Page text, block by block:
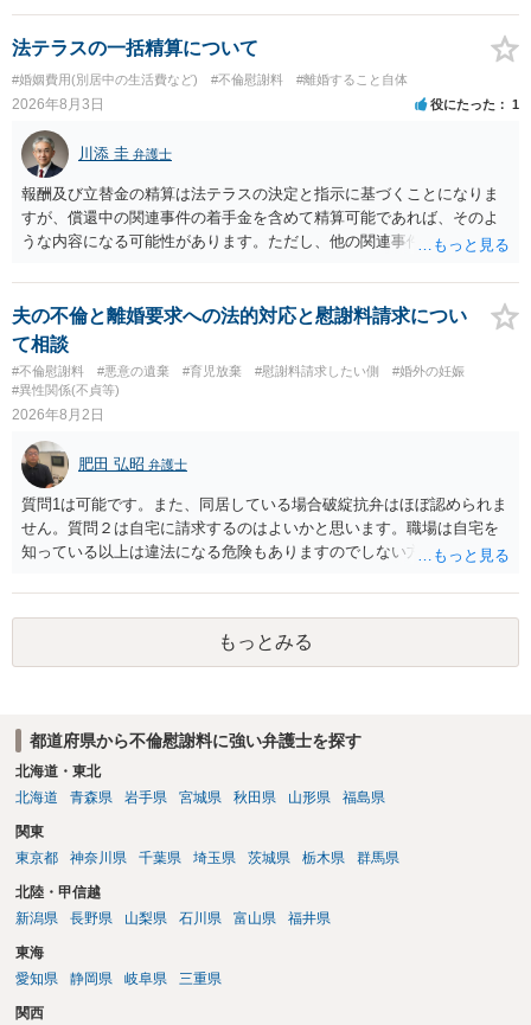
ことを窺わせるものです。）。ですから，慰謝料請求を進めることで
よいと思います。 ただ．慰謝料額については，婚姻破綻に至っていな
いとして，この点を考慮されることになるかもしれません。 ②夫との
今後のことを考えて書いてもらうか否かを検討するのがよいと思いま
す。今ある証拠以上のことを証明（証明力を強めることも含む）でき
るのであれば，前向きに検討を進めるという考え方でもよいでしょ
う。慰謝料請求としては証拠として使えることが前提であり，その価
値と夫との関係との均衡のように思います。 ③行政書士に委任をして
いるのであれば，どのような内容の委任なのか不明ですが，その行政
書士との協議になると思います。請求するか，訴訟にするか，その点
の見極めや，相手方は性交類似行為は認めているのか，それさえも否
定しているのかによって，考え方・進め方は変わってくると思いま
す。 ④性交類似行為を認めているにもかかわらず支払を拒否するので
あれば，本人（行政書士でも同じだと思います。）への対応ではあま
り変わらないように思います。減額で折り合えるなら本人様の交渉で
もよいように思いますが，ゼロかどうかの観点であれば，訴訟に進む
しかなくなるようにも思います。そうしますと，お近くの弁護士に相
談して進めることを検討した方がよいようにも思います。
法テラスの一括精算について
#婚姻費用(別居中の生活費など) #不倫慰謝料 #離婚すること自体
2026年8月3日 役にたった 1
川添 圭 弁護士
報酬及び立替金の精算は法テラスの決定と指示に基づくことになりま
すが、償還中の関連事件の着手金を含めて精算可能であれば、そのよ
うな内容になる可能性があります。ただし、他の関連事件でも相手方
情によって対応が違いますので、法テラスへお尋ねいただいた方が確
実です。
夫の不倫と離婚要求への法的対応と慰謝料請求につい
て相談
#不倫慰謝料 #悪意の遺棄 #育児放棄 #慰謝料請求したい側
#婚外の妊娠
#異性関係(不貞等)
2026年8月2日
肥田 弘昭 弁護士
質問1は可能です。また、同居している場合破綻抗弁はほぼ認められま
せん。質問２は自宅に請求するのはよいかと思います。職場は自宅を
知っている以上は違法になる危険もありますのでしない方が良いで
かと思います。有責配偶者ですので相手方からの離婚は拒否しても仮
に訴訟されても法的に成立しません。質問５は認知すると養育費支払
い、相続権が発生します。合意があれば法的に可能ですが法律で強制
することはできません。質問６は可能です。質問７は不貞行為の写真
もっとみる
都道府県から不倫慰謝料に強い弁護士を探す
北海道・東北
北海道
青森県 岩手県 宮城県 秋田県 山形県 福島県
関東
東京都
神奈川県 千葉県 埼玉県 茨城県 栃木県 群馬県
北陸・甲信越
新潟県
長野県 山梨県 石川県 富山県 福井県
東海
愛知県
静岡県 岐阜県 三重県
関西